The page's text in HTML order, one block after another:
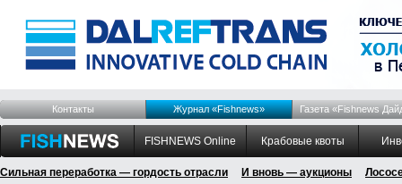
Контакты Журнал «Fishnews» Газета «Fishnews
FISHNEWS Online Крабовые квоты
Сильная переработка — гордость отрасли И вновь — аукционы